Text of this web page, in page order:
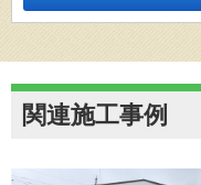
関連施工事例